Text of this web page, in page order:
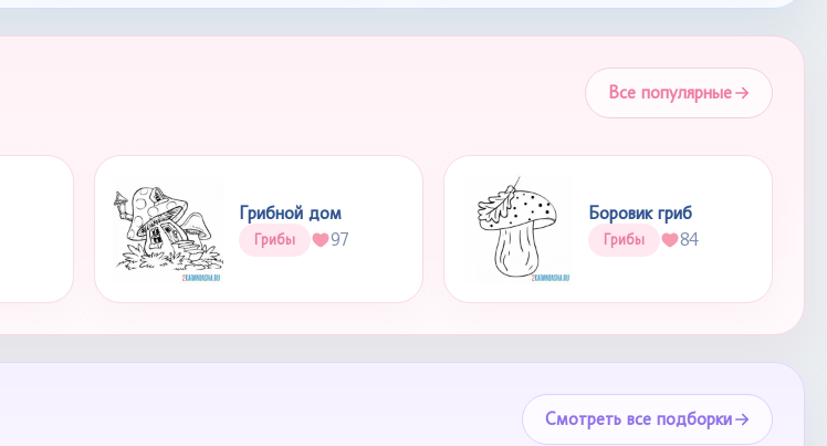
Все популярные
Грибной дом
Грибы 97
Боровик гриб
Грибы 84
Смотреть все подборки